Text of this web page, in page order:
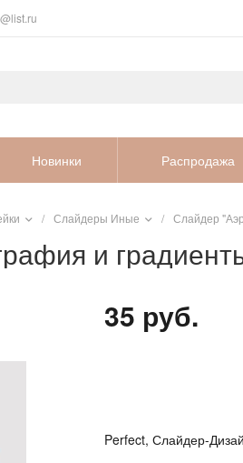
Новинки Распродажа
/ Слайдеры Иные / Слайдер
и
35 руб.
Perfect, Слайдер-